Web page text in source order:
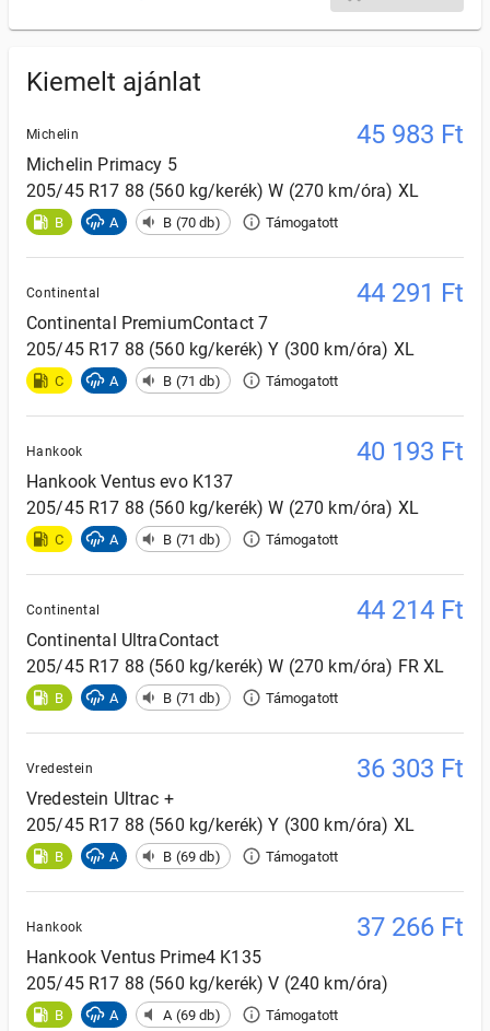
Kiemelt ajánlat
Michelin 45 983 Ft
Michelin Primacy 5
205/45 R17 88 (560 kg/kerék) W (270 km/óra) XL
B A B (70 db) Támogatott
Continental 44 291 Ft
Continental PremiumContact 7
205/45 R17 88 (560 kg/kerék) Y (300 km/óra) XL
C A B (71 db) Támogatott
Hankook 40 193 Ft
Hankook Ventus evo K137
205/45 R17 88 (560 kg/kerék) W (270 km/óra) XL
C A B (71 db) Támogatott
Continental 44 214 Ft
Continental UltraContact
205/45 R17 88 (560 kg/kerék) W (270 km/óra) FR XL
B A B (71 db) Támogatott
Vredestein 36 303 Ft
Vredestein Ultrac +
205/45 R17 88 (560 kg/kerék) Y (300 km/óra) XL
B A B (69 db) Támogatott
Hankook 37 266 Ft
Hankook Ventus Prime4 K135
205/45 R17 88 (560 kg/kerék) V (240 km/óra)
B A A (69 db) Támogatott